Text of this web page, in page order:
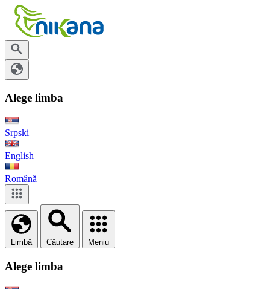
Alege limba
Srpski
English
Română
Limbă Căutare Meniu
Alege limba